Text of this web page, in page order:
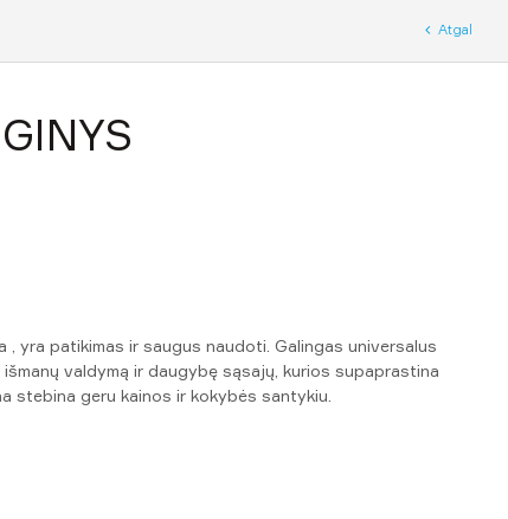
Atgal
yra patikimas ir saugus naudoti. Galingas universalus
valdymą ir daugybę sąsajų, kurios supaprastina
stebina geru kainos ir kokybės santykiu.